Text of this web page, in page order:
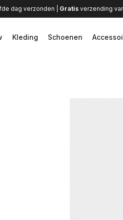
dag verzonden | Gratisverzending
Kleding Schoenen